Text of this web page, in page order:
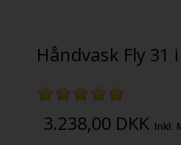
Håndvask Fly
3.238,00 DKK Inkl.